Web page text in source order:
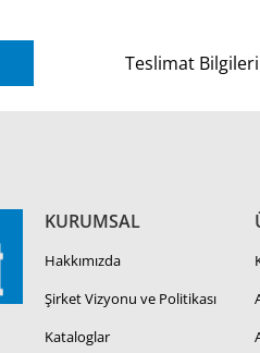
Teslimat Bilgileri
KURUMSAL
Hakkımızda
Şirket Vizyonu ve Politikası
Kataloglar